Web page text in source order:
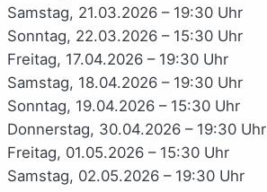
Samstag, 21.03.2026 – 19:30 Uhr
Sonntag, 22.03.2026 – 15:30 Uhr
Freitag, 17.04.2026 – 19:30 Uhr
Samstag, 18.04.2026 – 19:30 Uhr
Sonntag, 19.04.2026 – 15:30 Uhr
Donnerstag, 30.04.2026 – 19:30 Uhr
Freitag, 01.05.2026 – 15:30 Uhr
Samstag, 02.05.2026 – 19:30 Uhr